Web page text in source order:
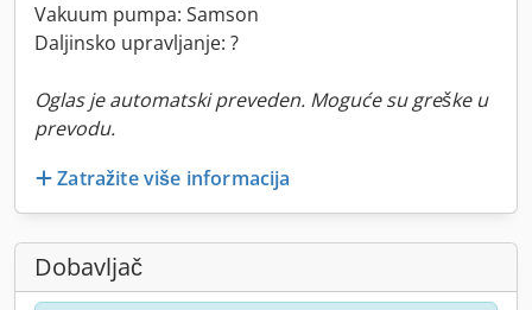
Vakuum pumpa: Samson
Daljinsko upravljanje: ?
Oglas je automatski preveden. Moguće su greške u
prevodu.
Zatražite više informacija
Dobavljač